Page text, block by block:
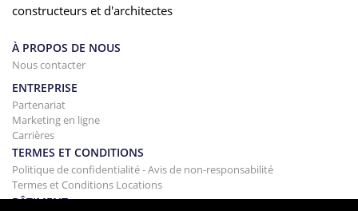
constructeurs et d'architectes
À PROPOS DE NOUS
Nous contacter
ENTREPRISE
Partenariat
Marketing en ligne
Carrières
TERMES ET CONDITIONS
Politique de confidentialité - Avis de non-responsabilité
Termes et Conditions Locations
BÂTIMENT